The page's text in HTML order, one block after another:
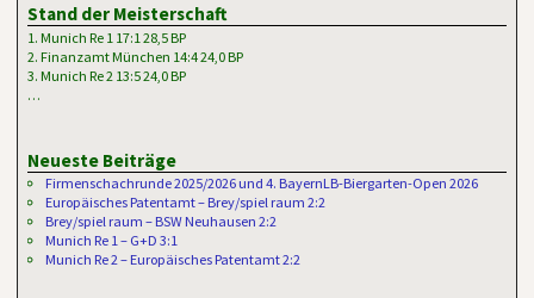
Stand der Meisterschaft
1. Munich Re 1 17:1 28,5 BP
2. Finanzamt München 14:4 24,0 BP
3. Munich Re 2 13:5 24,0 BP
…
Neueste Beiträge
Firmenschachrunde 2025/2026 und 4. BayernLB-Biergarten-Open 2026
Europäisches Patentamt – Brey/spiel raum 2:2
Brey/spiel raum – BSW Neuhausen 2:2
Munich Re 1 – G+D 3:1
Munich Re 2 – Europäisches Patentamt 2:2